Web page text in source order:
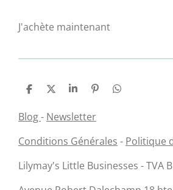
J'achète maintenant
P
t
g
P
r
t
g
r
P
r
t
g
r
É
n
l
P
g
Blog- Newsletter
Conditions Générales - Politique
Lilymay's Little Businesses - TVA